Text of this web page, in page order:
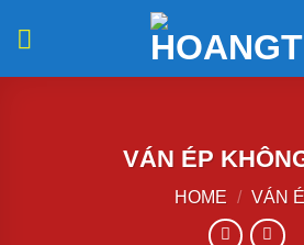
VÁN ÉP
HOME / VÁN